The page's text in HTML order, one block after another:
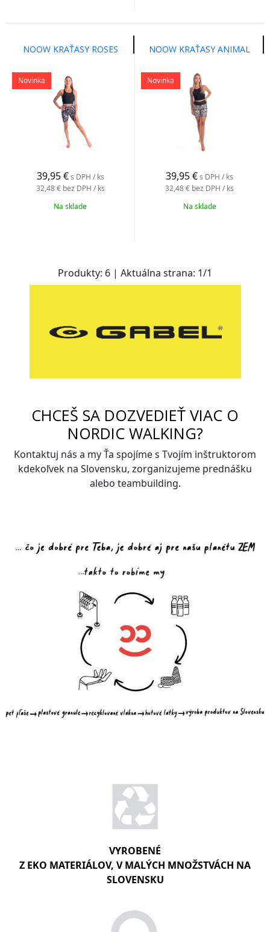
NOOW KRAŤASY ROSES
Novinka
39,95 € s DPH / ks
32,48 € bez DPH / ks
Na sklade
NOOW KRAŤASY ANIMAL
Novinka
39,95€s DPH / ks
32,48 € bez DPH / ks
Na sklade
Produkty: 6 | Aktuálna strana: 1/1
CHCEŠ SA DOZVEDIEŤ VIAC O
NORDIC WALKING?
Kontaktuj nás a my Ťa spojíme s Tvojím inštruktorom
kdekoľvek na Slovensku, zorganizujeme prednášku
alebo teambuilding.
VYROBENÉ
Z EKO MATERIÁLOV, V MALÝCH MNOŽSTVÁCH NA
SLOVENSKU